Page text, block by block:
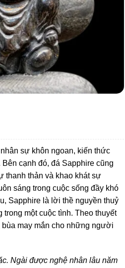
sự khôn ngoan, kiến thức
cạnh đó, đá Sapphire cũng
thanh thản và khao khát sự
sáng trong cuộc sống đầy khó
Sapphire là lời thề nguyền thuỷ
trong một cuộc tình. Theo thuyết
bùa may mắn cho những người
Ngài được nghệ nhân lâu năm